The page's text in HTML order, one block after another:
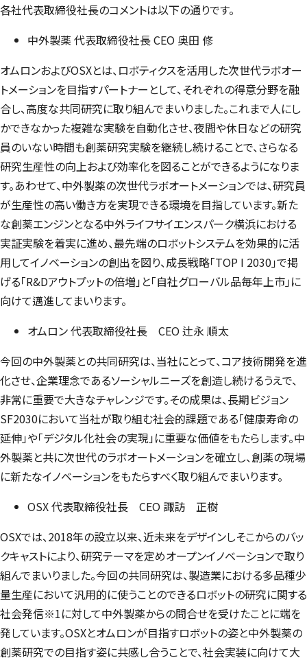
各社代表取締役社長のコメントは以下の通りです。
中外製薬 代表取締役社長 CEO 奥田 修
オムロンおよびOSXとは、ロボティクスを活用した次世代ラボオー
トメーションを目指すパートナーとして、それぞれの得意分野を融
合し、高度な共同研究に取り組んでまいりました。これまで人にし
かできなかった複雑な実験を自動化させ、夜間や休日などの研究
員のいない時間も創薬研究実験を継続し続けることで、さらなる
研究生産性の向上および効率化を図ることができるようになりま
す。あわせて、中外製薬の次世代ラボオートメーションでは、研究員
が生産性の高い働き方を実現できる環境を目指しています。新た
な創薬エンジンとなる中外ライフサイエンスパーク横浜における
実証実験を着実に進め、最先端のロボットシステムを効果的に活
用してイノベーションの創出を図り、成長戦略「TOP I 2030」で掲
げる「R&Dアウトプットの倍増」と「自社グローバル品毎年上市」に
向けて邁進してまいります。
オムロン 代表取締役社長 CEO 辻永 順太
今回の中外製薬との共同研究は、当社にとって、コア技術開発を進
化させ、企業理念であるソーシャルニーズを創造し続けるうえで、
非常に重要で大きなチャレンジです。その成果は、長期ビジョン
SF2030において当社が取り組む社会的課題である「健康寿命の
延伸」や「デジタル化社会の実現」に重要な価値をもたらします。中
外製薬と共に次世代のラボオートメーションを確立し、創薬の現場
に新たなイノベーションをもたらすべく取り組んでまいります。
OSX 代表取締役社長 CEO 諏訪 正樹
OSXでは、2018年の設立以来、近未来をデザインしそこからのバッ
クキャストにより、研究テーマを定めオープンイノベーションで取り
組んでまいりました。今回の共同研究は、製造業における多品種少
量生産において汎用的に使うことのできるロボットの研究に関する
社会発信※1に対して中外製薬からの問合せを受けたことに端を
発しています。OSXとオムロンが目指すロボットの姿と中外製薬の
創薬研究での目指す姿に共感し合うことで、社会実装に向けて大